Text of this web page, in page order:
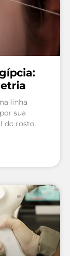
linha
sua
do rosto.